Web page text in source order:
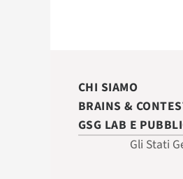
CHI SIAMO
BRAINS &
GSG LAB E
Gli Stati